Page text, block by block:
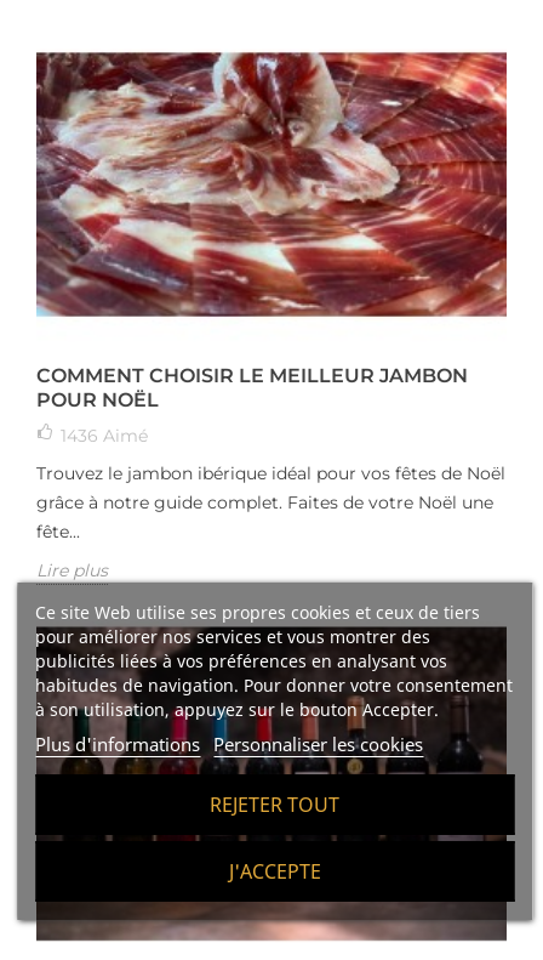
Ce site Web utilise ses propres cookies et ceux de tiers
pour améliorer nos services et vous montrer des
publicités liées à vos préférences en analysant vos
habitudes de navigation. Pour donner votre consentement
à son utilisation, appuyez sur le bouton Accepter.
Plus d'informations Personnaliser les cookies
REJETER TOUT
J'ACCEPTE
COMMENT CHOISIR LE MEILLEUR JAMBON
POUR NOËL
1436 Aimé
Trouvez le jambon ibérique idéal pour vos fêtes de Noël
grâce à notre guide complet. Faites de votre Noël une
fête...
Lire plus